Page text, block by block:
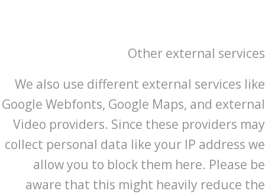
Other external services
We also use different external services like
Google Webfonts, Google Maps, and external
Video providers. Since these providers may
collect personal data like your IP address we
allow you to block them here. Please be
aware that this might heavily reduce the